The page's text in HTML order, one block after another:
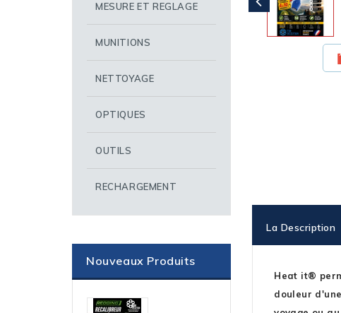
MESURE ET REGLAGE
MUNITIONS
NETTOYAGE
OPTIQUES
OUTILS
RECHARGEMENT
Nouveaux Produits
La Description
Heat it®
douleur